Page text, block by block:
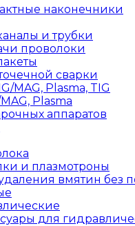
наконечники
и трубки
проволоки
сварки
MAG, Plasma, TIG
Plasma
аппаратов
и плазмотроны
вмятин без
для